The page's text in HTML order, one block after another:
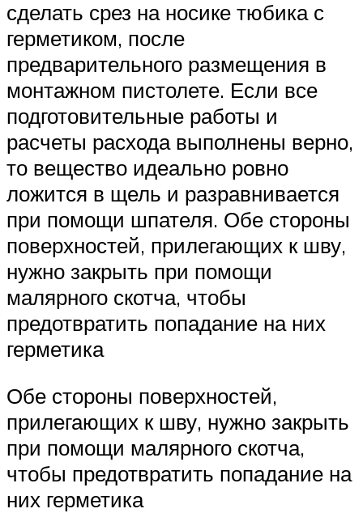
сделать срез на носике тюбика с
герметиком, после
предварительного размещения в
монтажном пистолете. Если все
подготовительные работы и
расчеты расхода выполнены верно,
то вещество идеально ровно
ложится в щель и разравнивается
при помощи шпателя. Обе стороны
поверхностей, прилегающих к шву,
нужно закрыть при помощи
малярного скотча, чтобы
предотвратить попадание на них
герметика
Обе стороны поверхностей,
прилегающих к шву, нужно закрыть
при помощи малярного скотча,
чтобы предотвратить попадание на
них герметика